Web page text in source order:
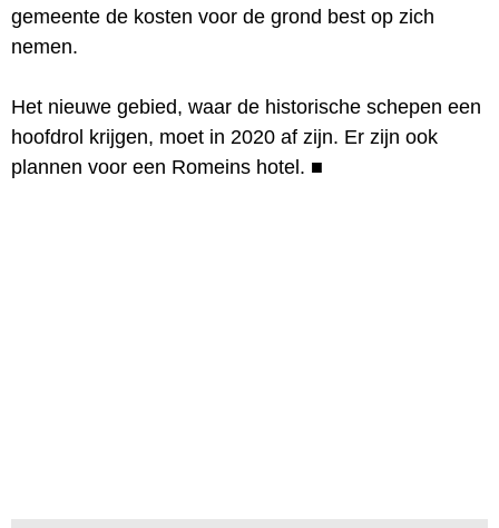
gemeente de kosten voor de grond best op zich
nemen.
Het nieuwe gebied, waar de historische schepen een
hoofdrol krijgen, moet in 2020 af zijn. Er zijn ook
plannen voor een Romeins hotel. ■